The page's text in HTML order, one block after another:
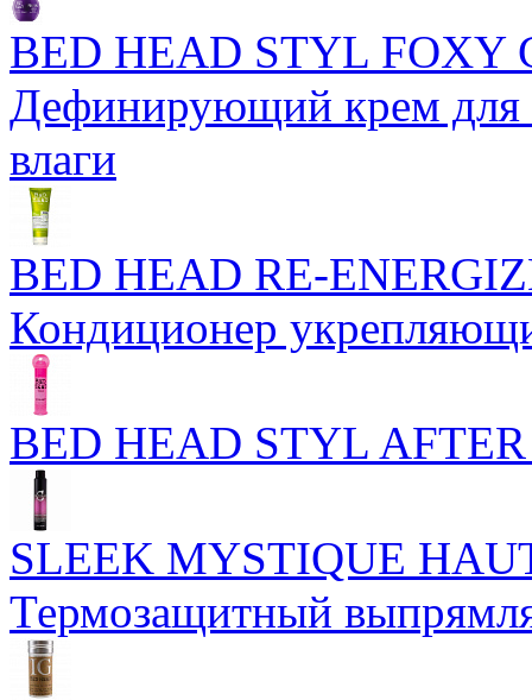
BED HEAD STYL FOXY
Дефинирующий крем для
влаги
BED HEAD RE-
Кондиционер
BED HEAD STYL
SLEEK MYSTIQUE
Термозащитный